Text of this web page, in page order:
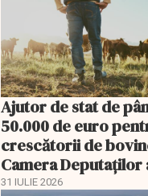
Ajutor de stat de
50.000 de euro
crescătorii de
Camera Deputaților
aprobat schema
31 IULIE 2026